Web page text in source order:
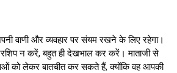
वाणी और व्यवहार पर संयम रखने के लिए रहेगा।
न करें, बहुत ही देखभाल कर करें। माताजी से
को लेकर बातचीत कर सकते हैं, क्योंकि वह आपकी